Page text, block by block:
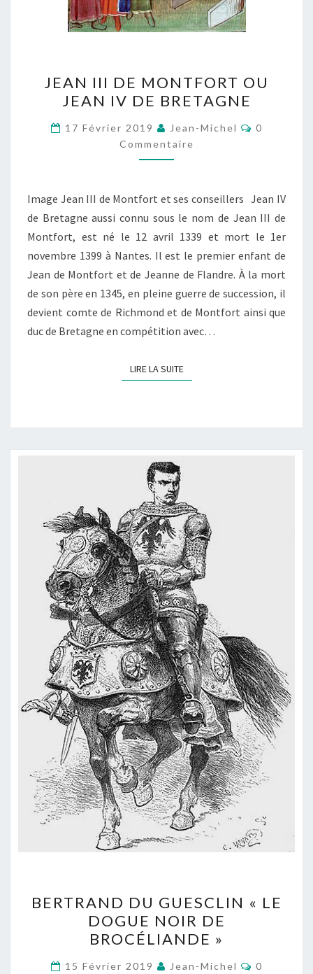
III
DE
MONTFORT
OU
JEAN
DE
BRETAGNE
JEAN III DE MONTFORT OU
JEAN IV DE BRETAGNE
17 Février 2019 Jean-Michel
0
Commentaire
Image Jean III de Montfort et ses conseillers Jean IV
de Bretagne aussi connu sous le nom de Jean III de
Montfort, est né le 12 avril 1339 et mort le 1er
novembre 1399 à Nantes. Il est le premier enfant de
Jean de Montfort et de Jeanne de Flandre. À la mort
de son père en 1345, en pleine guerre de succession, il
devient comte de Richmond et de Montfort ainsi que
duc de Bretagne en compétition avec…
LIRE LA SUITELIRE LA SUITE
DU
GUESCLIN
« LE
DOGUE
BERTRAND DU GUESCLIN « LE
DOGUE NOIR DE
BROCÉLIANDE »
15 Février 2019 Jean-Michel
0